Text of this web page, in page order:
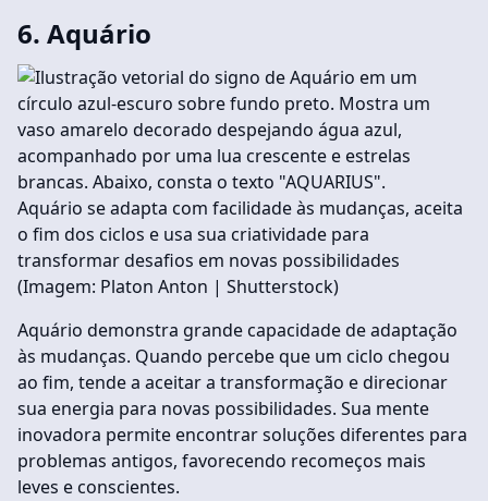
6. Aquário
Aquário se adapta com facilidade às mudanças, aceita
o fim dos ciclos e usa sua criatividade para
transformar desafios em novas possibilidades
(Imagem: Platon Anton | Shutterstock)
Aquário demonstra grande capacidade de adaptação
às mudanças. Quando percebe que um ciclo chegou
ao fim, tende a aceitar a transformação e direcionar
sua energia para novas possibilidades. Sua mente
inovadora permite encontrar soluções diferentes para
problemas antigos, favorecendo recomeços mais
leves e conscientes.